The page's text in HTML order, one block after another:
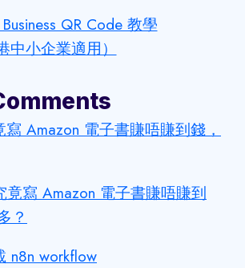
QR Code 教學
小企業適用）
寫 Amazon 電子書賺唔賺到錢，
竟寫 Amazon 電子書賺唔賺到
？
n8n workflow